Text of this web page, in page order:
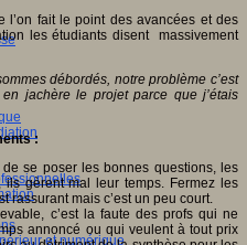
et numérique
l’on fait le point des avancées et des
les étudiants disent massivement
débordés, notre problème c’est
jachère le projet parce que j’étais
:
se poser les bonnes questions, les
gèrent mal leur temps. Fermez les
rassurant mais c’est un peu court.
c’est la faute des profs qui ne
annoncé ou qui veulent à tout prix